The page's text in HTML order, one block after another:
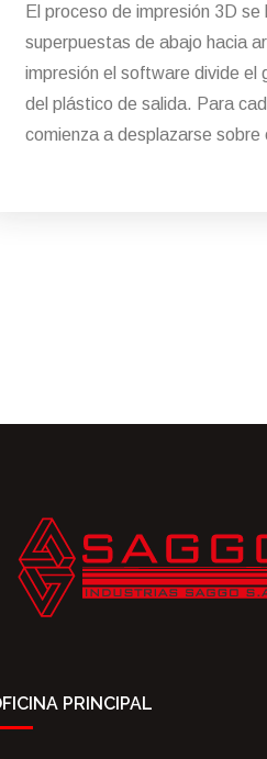
El proceso de impresión 3D
superpuestas de abajo hacia
impresión el software divide el
del plástico de salida. Para
comienza a desplazarse sobre
PRINCIPAL